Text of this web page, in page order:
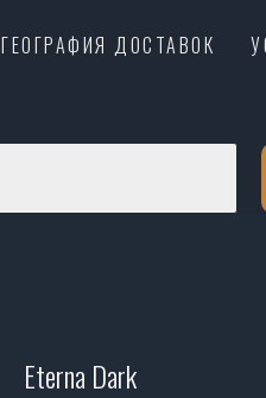
ГЕОГРАФИЯ ДОСТАВОК
Eterna Dark